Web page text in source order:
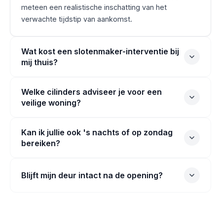
meteen een realistische inschatting van het
verwachte tijdstip van aankomst.
Wat kost een slotenmaker-interventie bij
mij thuis?
Welke cilinders adviseer je voor een
veilige woning?
Kan ik jullie ook 's nachts of op zondag
bereiken?
Blijft mijn deur intact na de opening?